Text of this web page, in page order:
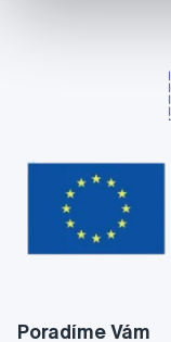
Poradíme Vám